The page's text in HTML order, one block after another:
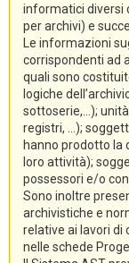
informatici diversi
per archivi) e
Le informazioni
corrispondenti ad
quali sono
logiche
sottoserie,...);
registri, ...);
hanno prodotto la
loro attività);
possessori e/o
Sono inoltre
archivistiche e
relative ai lavori di
nelle schede